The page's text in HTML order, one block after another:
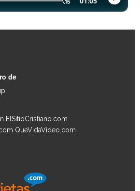
de
ElSitioCristiano.com
QueVidaVideo.com